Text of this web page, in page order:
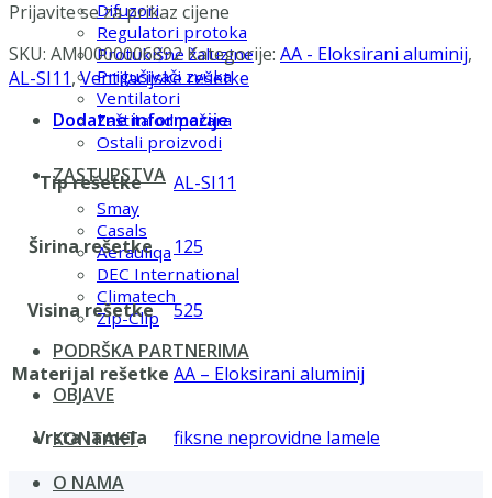
Difuzori
Regulatori protoka
Protukišne žaluzine
Prigušivači zvuka
Ventilatori
Zaštita od požara
Ostali proizvodi
ZASTUPSTVA
Smay
Casals
Aerauliqa
DEC International
Climatech
Zip-Clip
PODRŠKA PARTNERIMA
OBJAVE
KONTAKT
O NAMA
Prijavite se za prikaz cijene
SKU: AMI0000006892 Kategorije: AA - Eloksirani aluminij,
AL-SI11,Ventilacijske rešetke
Dodatne informacije
Tip rešetke AL-SI11
Širina rešetke 125
Visina rešetke 525
Materijal rešetke AA – Eloksirani aluminij
Vrsta lamela fiksne neprovidne lamele